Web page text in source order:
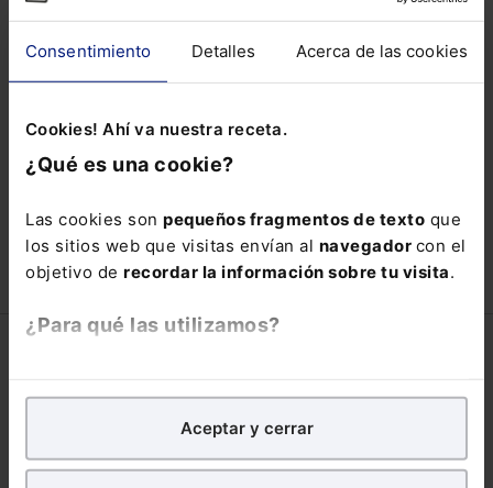
Consentimiento Detalles Acerca de las cookies
Cookies! Ahí va nuestra receta.
¿Qué es una cookie?
Las cookies son pequeños fragmentos de texto que
los sitios web que visitas envían al navegador con el
objetivo de recordar la información sobre tu visita.
¿Para qué las utilizamos?
analíticospara tratar demejorar tu experienciaen
nuestra página web. También con fines publicitarios,
para poder mostrarte publicidad y contenidos de tu
Aceptar y cerrar
¿Has olvidado tu contraseña?
Si todavía no te has suscrito, no pierdas
está oportunidad y adquiere tu acceso
con un25% de descuento
COMPRAR
Lefebvre
Trabaja con nosotros